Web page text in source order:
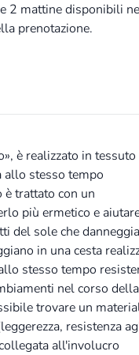
2 mattine disponibili
prenotazione.
è realizzato in tessuto
stesso tempo
trattato con un
più ermetico e
del sole che
in una cesta
stesso tempo
nel corso della
trovare un
resistenza
all'involucro